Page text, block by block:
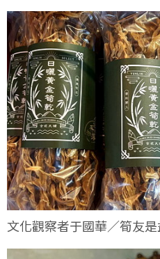
文化觀察者于國華／筍友